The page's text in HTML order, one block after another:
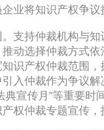
业将知识产权争
支持仲裁机构与
动选择仲裁方式
识产权仲裁范围
入仲裁作为争议
典宣传月”等重要
权仲裁专题宣传